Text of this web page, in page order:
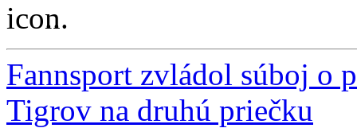
...
Fannsport zvládol súboj o
Tigrov na druhú priečku